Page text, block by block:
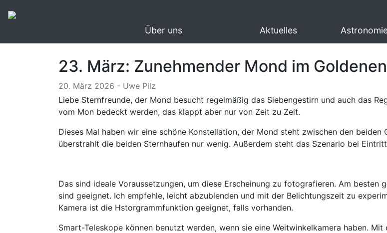
Über uns Aktuelles
23. März: Zunehmender Mond im
20. März 2026 - Uwe Pilz
Liebe Sternfreunde, der Mond besucht regelmäßig das Siebengestirn und auch das
vom Mon bedeckt werden, das klappt aber nur von Zeit zu Zeit.
Dieses Mal haben wir eine schöne Konstellation, der Mond steht zwischen den
überstrahlt die beiden Sternhaufen nur wenig. Außerdem steht das Szenario bei
Das sind ideale Voraussetzungen, um diese Erscheinung zu fotografieren. Am
sind geeignet. Ich empfehle, leicht abzublenden und mit der Belichtungszeit zu
Kamera ist die Hstorgrammfunktion geeignet, falls vorhanden.
Smart-Teleskope können benutzt werden, wenn sie eine Weitwinkelkamera haben.